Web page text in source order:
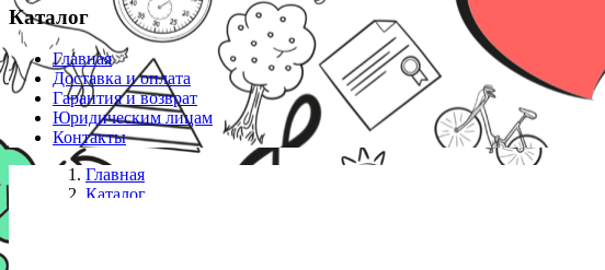
Каталог
Главная
Доставка и оплата
Гарантия и возврат
Юридическим лицам
Контакты
Главная
Каталог